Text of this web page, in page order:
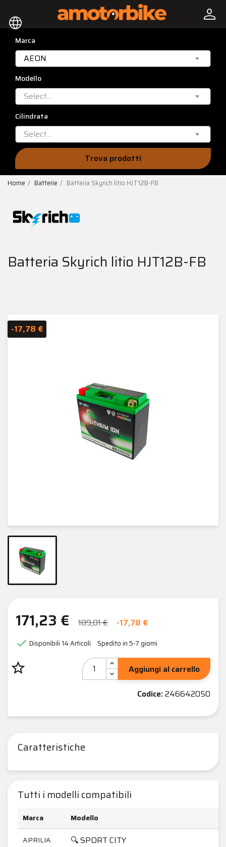
language person
Marca
AEON
Modello
Select...
Cilindrata
Select...
Trova prodotti
Home Batterie Batteria Skyrich litio HJT12B-FB
Batteria Skyrich litio HJT12B-FB
-17,78 €
171,23 € 189,01 € -17,78 €
 Disponibili 14 Articoli Spedito in 5-7 giorni
star_border
Aggiungi al carrello
Codice:246642050
Caratteristiche
Tutti i modelli compatibili
Marca
Modello
APRILIA
🔍 SPORT CITY